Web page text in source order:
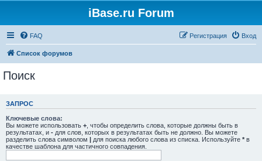
iBase.ru Forum
FAQ Вход
Регистрация
Список форумов
Поиск
ЗАПРОС
Ключевые слова:
Вы можете использовать + , чтобы определить слова, которые должны быть в
результатах, и - для слов, которых в результатах быть не должно. Вы можете
разделить слова символом | для поиска любого слова из списка. Используйте * в
качестве шаблона для частичного совпадения.